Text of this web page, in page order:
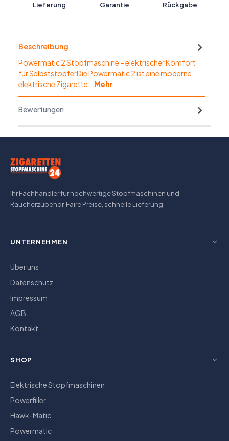
Lieferung
Garantie
Rückgabe
Beschreibung
Powermatic 2 Stopfmaschine – elektrischer Komfort
für SelbststopferDie Powermatic 2 ist eine moderne
elektrische Zigarette… Mehr
Bewertungen
Ihr Fachhändler für hochwertige Stopfmaschinen und
Raucherzubehör. Faire Preise, schnelle Lieferung.
UNTERNEHMEN
Über uns
Datenschutz
Impressum
AGB
Kontakt
SHOP
Elektrische Stopfmaschinen
Powerfiller
Hawk-Matic
Powermatic